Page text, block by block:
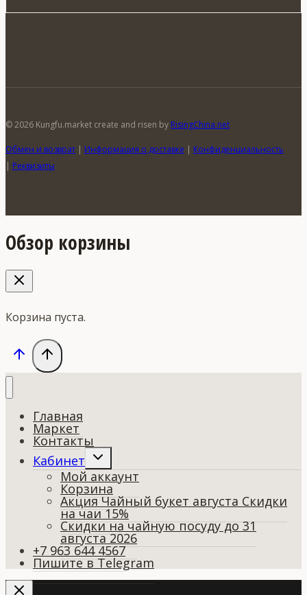
© 2026 Kungfu.market create and risen by RisingChina.net
Обмен и возврат | Информация о доставке | Конфиденциальность
| Реквизиты
Обзор корзины
Корзина пуста.
Главная
Маркет
Контакты
Кабинет
Переключить
меню
Мой аккаунт
Корзина
Акция Чайный букет августа Скидки
на чаи 15%
Скидки на чайную посуду до 31
августа 2026
+7 963 644 4567
Пишите в Telegram